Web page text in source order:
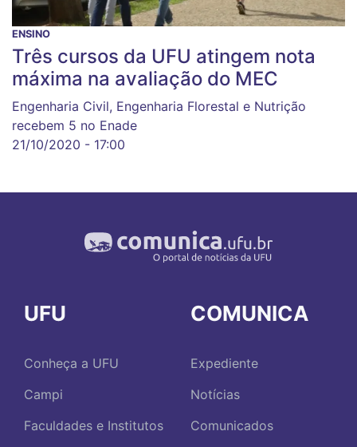
ENSINO
Três cursos da UFU atingem nota
máxima na avaliação do MEC
Engenharia Civil, Engenharia Florestal e Nutrição
recebem 5 no Enade
21/10/2020 - 17:00
UFU
Conheça a UFU
Campi
Faculdades e Institutos
COMUNICA
Expediente
Notícias
Comunicados